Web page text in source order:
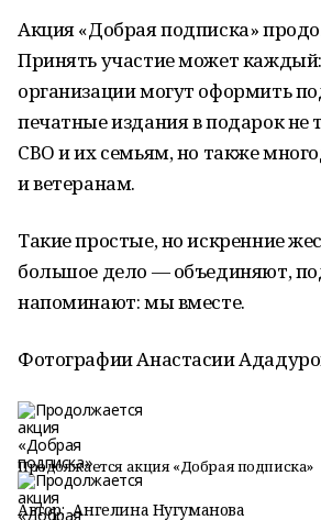
Акция «Добрая подписка»
Принять участие может
организации могут оформить
печатные издания в подарок не
СВО и их семьям, но также
и ветеранам.
Такие простые, но искренние
большое дело — объединяют,
напоминают: мы вместе.
Фотографии Анастасии
Продолжается акция «Добрая подписка»
Автор: Ангелина Нугуманова